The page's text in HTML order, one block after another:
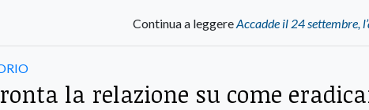
Continua a leggereAccadde il 24 settembre,
la relazione su come